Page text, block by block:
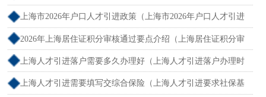
户怎么办理）
上海市2026年户口人才引进政策（上海市2026年户口人才引进
政策文件）
2026年上海居住证积分审核通过要点介绍（上海居住证积分审
核流程）
上海人才引进落户需要多久办理好（上海人才引进落户办理时
限）
上海人才引进需要填写交综合保险（上海人才引进要求社保基